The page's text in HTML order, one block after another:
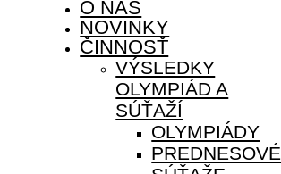
O NÁS
NOVINKY
ČINNOSŤ
VÝSLEDKY
OLYMPIÁD A
SÚŤAŽÍ
OLYMPIÁDY
PREDNESOVÉ